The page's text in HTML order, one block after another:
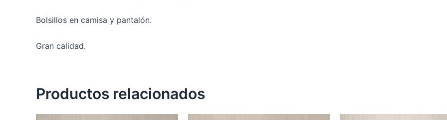
Bolsillos en camisa y pantalón.
Gran calidad.
Productos relacionados